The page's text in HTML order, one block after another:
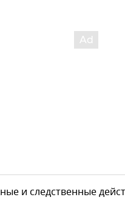
и следственные